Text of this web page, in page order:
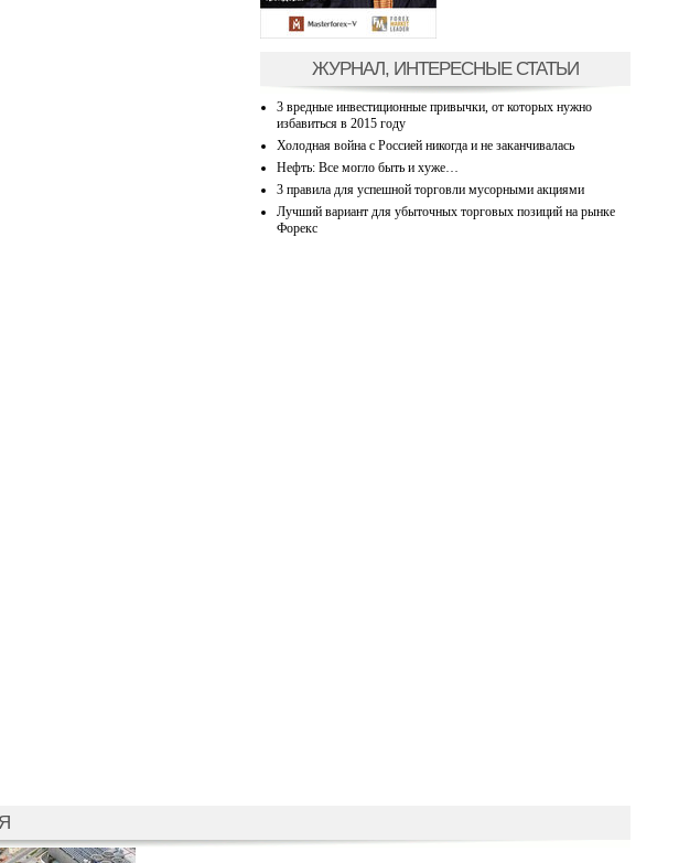
ЖУРНАЛ, ИНТЕРЕСНЫЕ СТАТЬИ
3 вредные инвестиционные привычки, от которых нужно
избавиться в 2015 году
Холодная война с Россией никогда и не заканчивалась
Нефть: Все могло быть и хуже…
3 правила для успешной торговли мусорными акциями
Лучший вариант для убыточных торговых позиций на рынке
Форекс